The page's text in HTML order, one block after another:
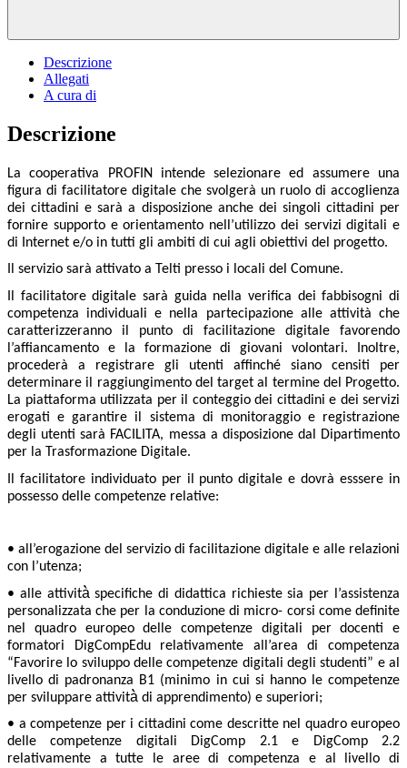
Descrizione
Allegati
A cura di
Descrizione
La cooperativa PROFIN intende selezionare ed assumere una
figura di facilitatore digitale che svolgerà un ruolo di accoglienza
dei cittadini e sarà a disposizione anche dei singoli cittadini per
fornire supporto e orientamento nell’utilizzo dei servizi digitali e
di Internet e/o in tutti gli ambiti di cui agli obiettivi del progetto.
Il servizio sarà attivato a Telti presso i locali del Comune.
Il facilitatore digitale sarà guida nella verifica dei fabbisogni di
competenza individuali e nella partecipazione alle attività che
caratterizzeranno il punto di facilitazione digitale favorendo
l’affiancamento e la formazione di giovani volontari. Inoltre,
procederà a registrare gli utenti affinché siano censiti per
determinare il raggiungimento del target al termine del Progetto.
La piattaforma utilizzata per il conteggio dei cittadini e dei servizi
erogati e garantire il sistema di monitoraggio e registrazione
degli utenti sarà FACILITA, messa a disposizione dal Dipartimento
per la Trasformazione Digitale.
Il facilitatore individuato per il punto digitale e dovrà esssere in
possesso delle competenze relative:
• all’erogazione del servizio di facilitazione digitale e alle relazioni
con l’utenza;
• alle attività̀ specifiche di didattica richieste sia per l’assistenza
personalizzata che per la conduzione di micro- corsi come definite
nel quadro europeo delle competenze digitali per docenti e
formatori DigCompEdu relativamente all’area di competenza
“Favorire lo sviluppo delle competenze digitali degli studenti” e al
livello di padronanza B1 (minimo in cui si hanno le competenze
per sviluppare attività̀ di apprendimento) e superiori;
• a competenze per i cittadini come descritte nel quadro europeo
delle competenze digitali DigComp 2.1 e DigComp 2.2
relativamente a tutte le aree di competenza e al livello di